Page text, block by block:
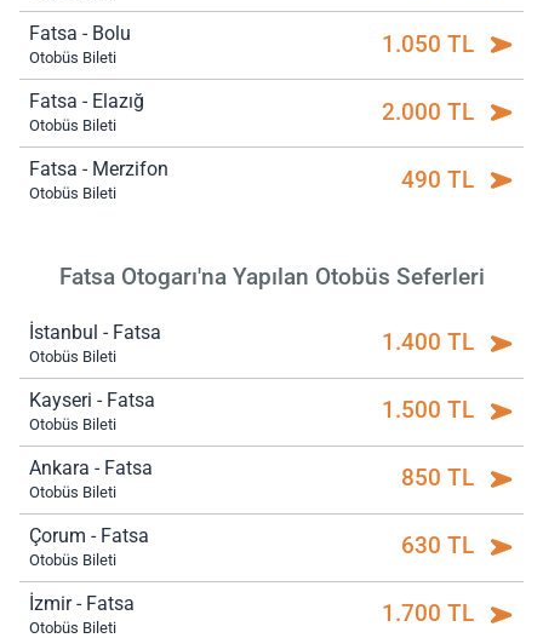
Fatsa - Bolu
Otobüs Bileti 1.050 TL
Fatsa - Elazığ
Otobüs Bileti 2.000 TL
Fatsa - Merzifon
Otobüs Bileti 490 TL
Fatsa Otogarı'na Yapılan Otobüs Seferleri
İstanbul - Fatsa
Otobüs Bileti 1.400 TL
Kayseri - Fatsa
Otobüs Bileti 1.500 TL
Ankara - Fatsa
Otobüs Bileti 850 TL
Çorum - Fatsa
Otobüs Bileti 630 TL
İzmir - Fatsa
Otobüs Bileti 1.700 TL